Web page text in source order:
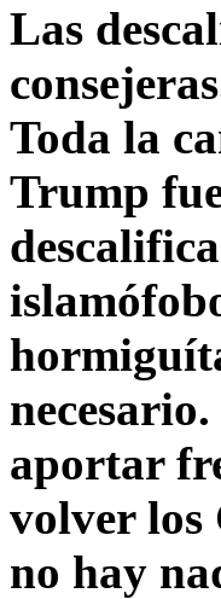
Las
Toda la
Trump
aportar
volver los
no hay